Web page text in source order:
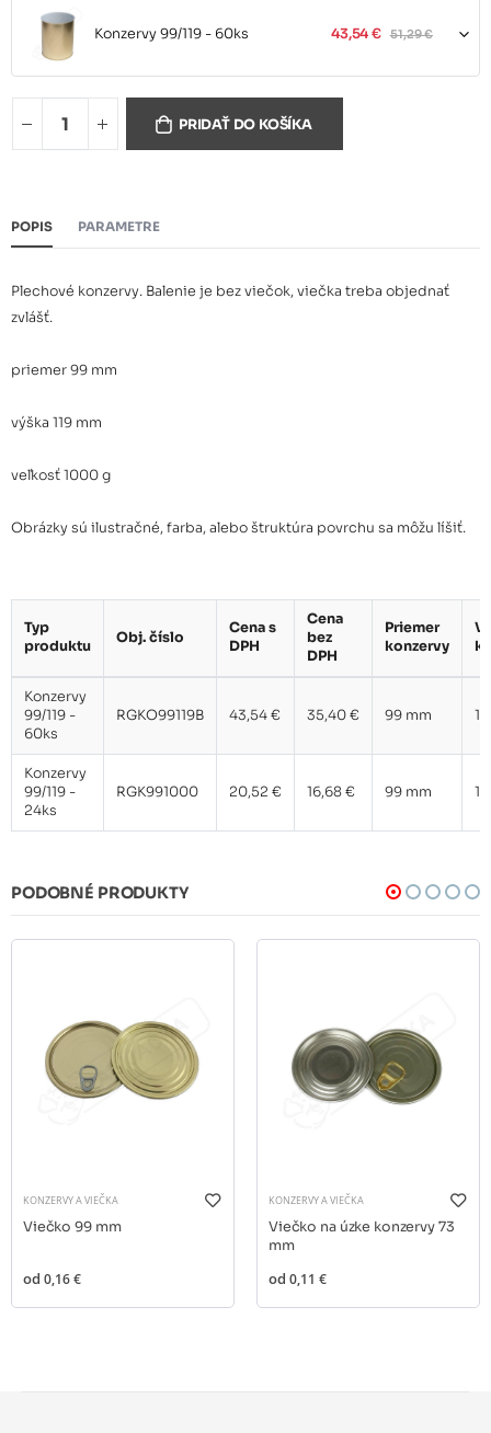
Konzervy 99/119 - 60ks 43,54 € 51,29 €
Konzervy 99/119 - 24ksPRIDAŤ DO KOŠÍKA
POPIS PARAMETRE
Plechové konzervy. Balenie je bez viečok, viečka treba objednať
zvlášť.
priemer 99 mm
výška 119 mm
veľkosť 1000 g
Obrázky sú ilustračné, farba, alebo štruktúra povrchu sa môžu líšiť.
Typ
produktu
Obj. číslo
Cena s
DPH
Cena
bez
DPH
Priemer
konzervy
Konzervy
99/119 -
60ks
RGKO99119B 43,54 € 35,40 € 99 mm
Konzervy
99/119 -
24ks
RGK991000 20,52 € 16,68 € 99 mm
PODOBNÉ PRODUKTY
KONZERVY A VIEČKA
Viečko 99 mm
od 0,16 €
KONZERVY A VIEČKA
Viečko na úzke konzervy 73
mm
od 0,11 €